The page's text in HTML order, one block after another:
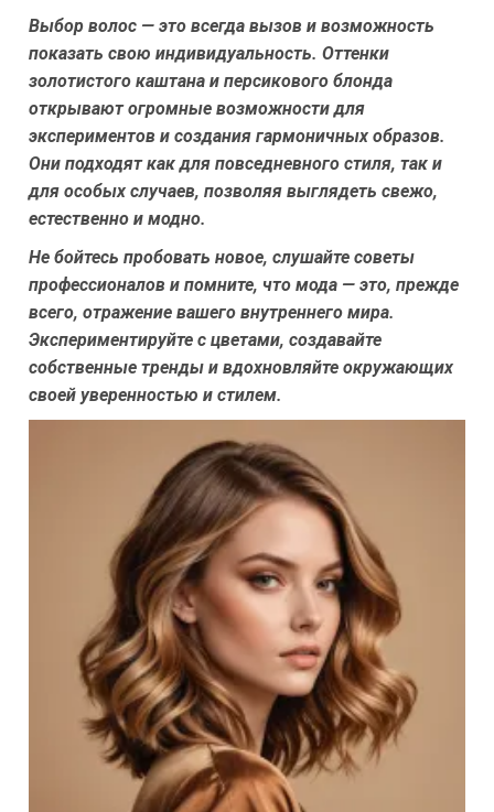
Выбор волос — это всегда вызов и возможность
показать свою индивидуальность. Оттенки
золотистого каштана и персикового блонда
открывают огромные возможности для
экспериментов и создания гармоничных образов.
Они подходят как для повседневного стиля, так и
для особых случаев, позволяя выглядеть свежо,
естественно и модно.
Не бойтесь пробовать новое, слушайте советы
профессионалов и помните, что мода — это, прежде
всего, отражение вашего внутреннего мира.
Экспериментируйте с цветами, создавайте
собственные тренды и вдохновляйте окружающих
своей уверенностью и стилем.